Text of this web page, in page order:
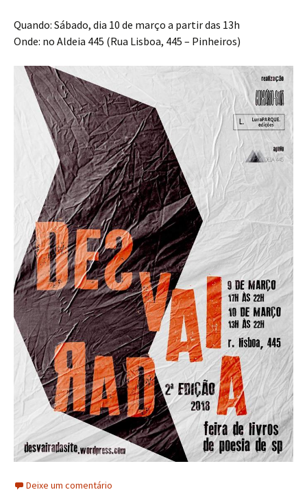
Quando: Sábado, dia 10 de março a partir das 13h
Onde: no Aldeia 445 (Rua Lisboa, 445 – Pinheiros)
Deixe um comentário